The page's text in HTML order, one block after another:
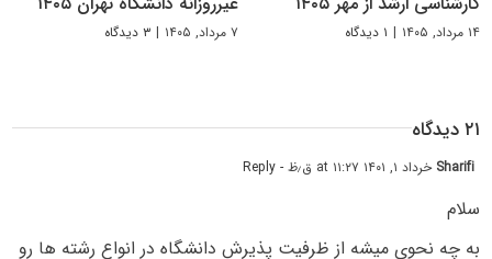
۱۴ مرداد, ۱۴۰۵ | ۱ دیدگاه ۷ مرداد, ۱۴۰۵ | ۳ دیدگاه
۲۱ دیدگاه
Sharifi خرداد ۱, ۱۴۰۱ at ۱۱:۲۷ ق٫ظ - Reply
سلام
به چه نحوی میشه از ظرفیت پذیرش دانشگاه در انواع رشته ها رو